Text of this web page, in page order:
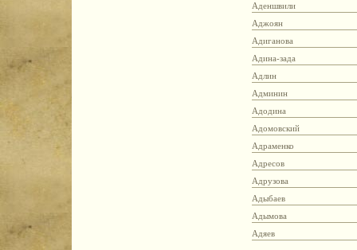
Аденшвили
Аджоян
Адиганова
Адина-зада
Адлин
Админин
Адодина
Адомовский
Адраменко
Адресов
Адрузова
Адыбаев
Адымова
Адяев